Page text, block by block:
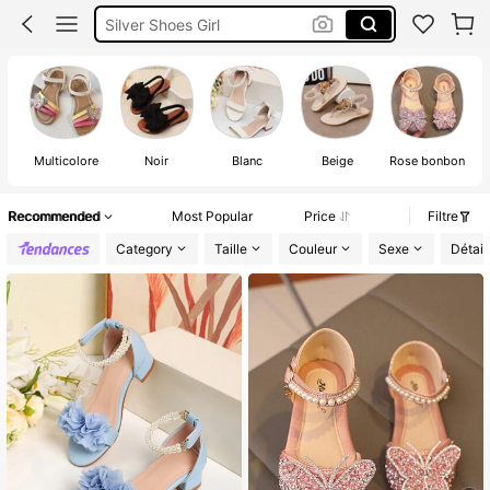
Silver Shoes Girl
Chaussure Pour Petite Fille
Multicolore Noir Blanc Beige Rose bonbon
Recommended Most Popular Price
Filtre
Category
Taille Couleur Sexe